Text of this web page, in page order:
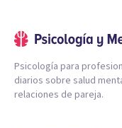
Psicología para
diarios sobre salud
relaciones de pareja.